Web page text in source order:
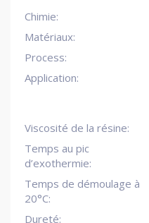
Chimie:
Matériaux:
Process:
Application:
Viscosité de la résine:
Temps au pic
d’exothermie:
Temps de démoulage à
20°C:
Dureté: